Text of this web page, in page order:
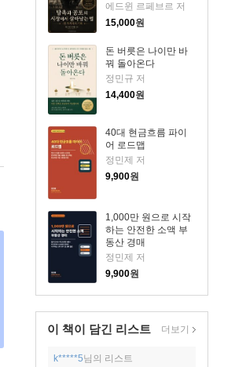
에드윈 르페브르 저
15,000원
돈 버릇은 나이만 바
꿔 돌아온다
정민규 저
14,400원
40대 현금흐름 파이
어 로드맵
정민제 저
9,900원
1,000만 원으로 시작
하는 안전한 소액 부
동산 경매
정민제 저
9,900원
이 책이 담긴 리스트 더보기
k*****5님의 리스트